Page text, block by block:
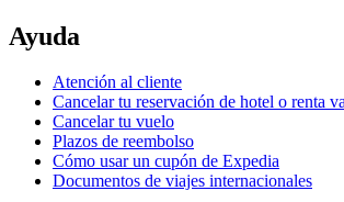
Ayuda
Atención al cliente
Cancelar tu reservación de hotel o renta
Cancelar tu vuelo
Plazos de reembolso
Cómo usar un cupón de Expedia
Documentos de viajes internacionales